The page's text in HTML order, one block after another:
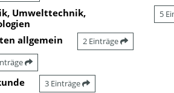
Umwelttechnik,
5
allgemein 2 Einträge
3 Einträge